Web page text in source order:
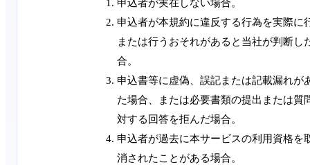
申込者が実在しない場合。
申込者が本規約に違反する行為を実際に
または行うおそれがあると当社が判断し
合。
申込書等に虚偽、誤記または記載漏れが
た場合、または必要書類の提出または質
対する回答を拒んだ場合。
申込者が過去に本サービスの利用資格を
消されたことがある場合。